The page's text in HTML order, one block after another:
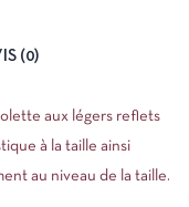
(0)
aux légers reflets
à la taille ainsi
au niveau de la taille.